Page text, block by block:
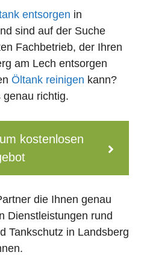
entsorgen in
sind auf der Suche
Fachbetrieb, der Ihren
am Lech entsorgen
Öltank reinigen kann?
genau richtig.
kostenlosen
die Ihnen genau
Dienstleistungen rund
Tankschutz in Landsberg